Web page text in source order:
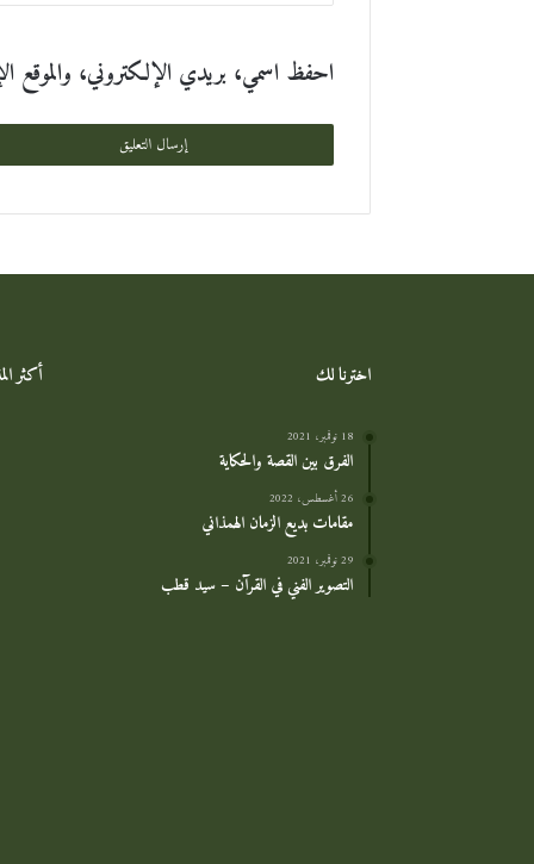
احفظ اسمي، بريدي الإلكتروني، والموقع
اخترنا لك
18 نوفمبر، 2021
الفرق بين القصة والحكاية
26 أغسطس، 2022
مقامات بديع الزمان الهمذاني
29 نوفمبر، 2021
التصوير الفني في القرآن – سيد قطب
أكثر